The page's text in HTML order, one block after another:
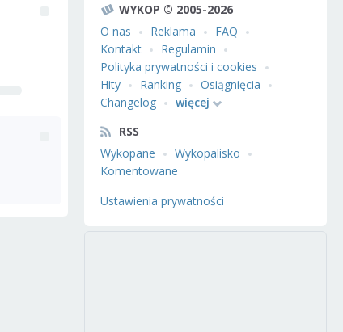
WYKOP © 2005-2026
O nas
Reklama
FAQ
Kontakt
Regulamin
Polityka prywatności i cookies
Hity
Ranking
Osiągnięcia
Changelog
więcej
RSS
Wykopane
Wykopalisko
Komentowane
Ustawienia prywatności